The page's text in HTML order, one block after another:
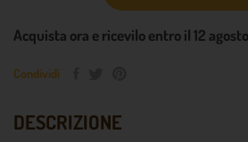
Acquista ora e ricevilo entro il 12
Condividi
DESCRIZIONE